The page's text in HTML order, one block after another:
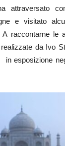
attraversato
e visitato
A raccontarne le
da Ivo
in esposizione